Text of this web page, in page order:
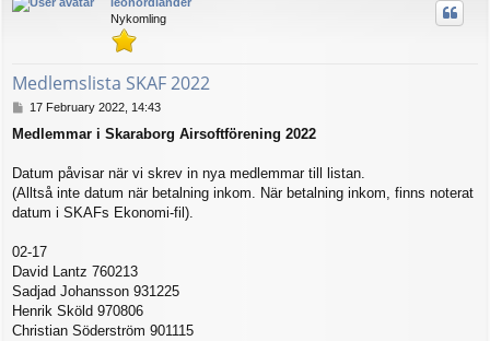
Nykomling
Medlemslista SKAF 2022
P
s
17 February 2022, 14:43
Medlemmar i Skaraborg Airsoftförening 2022
Datum påvisar när vi skrev in nya medlemmar till listan.
(Alltså inte datum när betalning inkom. När betalning inkom, finns noterat
datum i SKAFs Ekonomi-fil).
02-17
David Lantz 760213
Sadjad Johansson 931225
Henrik Sköld 970806
Christian Söderström 901115